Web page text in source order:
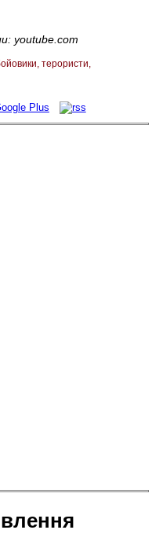
youtube.com
терористи